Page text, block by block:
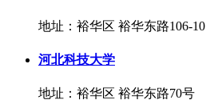
地址：裕华区 裕华东路106-10
河北科技大学
地址：裕华区 裕华东路70号